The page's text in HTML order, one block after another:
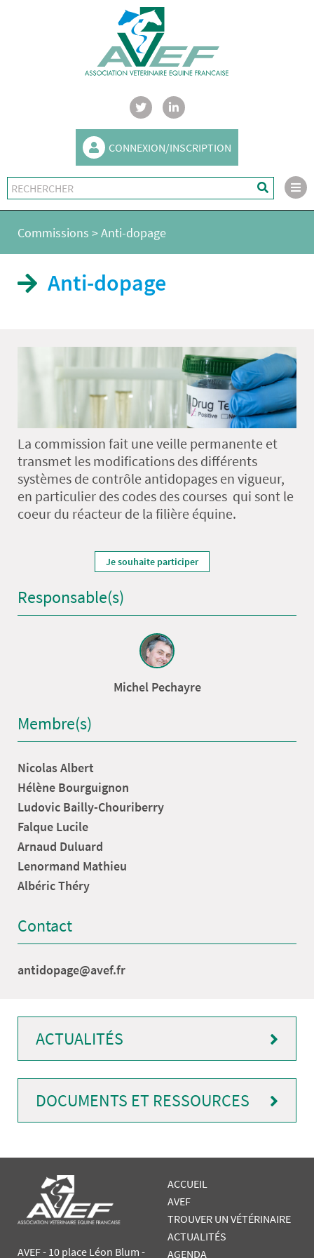
CONNEXION/INSCRIPTION
Commissions >Anti-dopage
Anti-dopage
La commission fait une veille permanente et
transmet les modifications des différents
systèmes de contrôle antidopages en vigueur,
en particulier des codes des courses qui sont le
coeur du réacteur de la filière équine.
Je souhaite participer
Responsable(s)
Michel Pechayre
Membre(s)
Nicolas Albert
Hélène Bourguignon
Ludovic Bailly-Chouriberry
Falque Lucile
Arnaud Duluard
Lenormand Mathieu
Albéric Théry
Contact
antidopage@avef.fr
ACTUALITÉS
DOCUMENTS ET RESSOURCES
AVEF - 10 place Léon Blum -
ACCUEIL
AVEF
TROUVER UN VÉTÉRINAIRE
ACTUALITÉS
AGENDA